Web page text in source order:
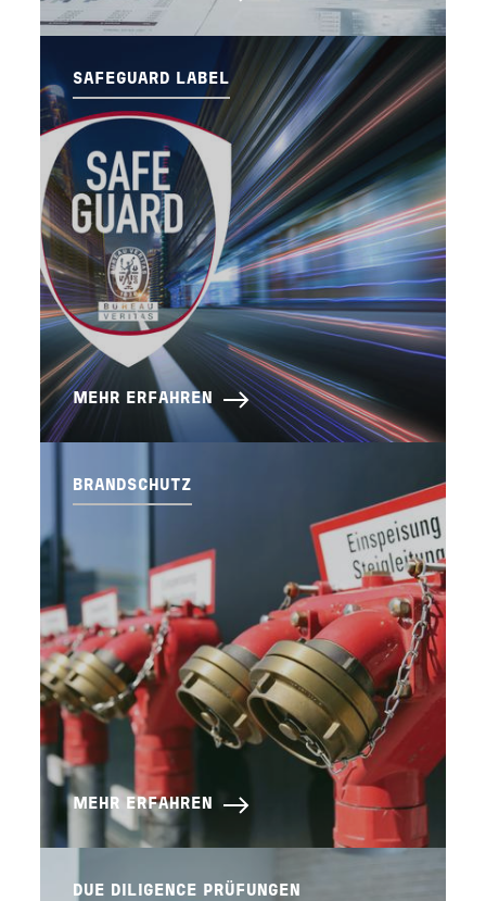
SAFEGUARD LABEL
MEHR ERFAHREN
BRANDSCHUTZ
MEHR ERFAHREN
DUE DILIGENCE PRÜFUNGEN